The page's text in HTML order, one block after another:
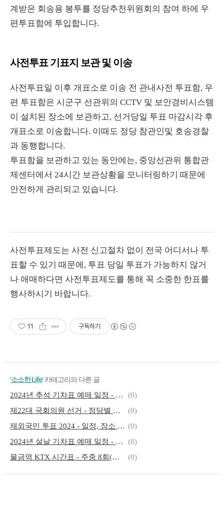
계받은 회송용 봉투를 정당추천위원회의 참여 하에 우
편투표함에 투입합니다.
사전투표 기표지 보관 및 이송
사전투표일 이후 개표소로 이송 전 관내사전 투표함, 우
편 투표함은 시군구 선관위의 CCTV 및 보안경비시스템
이 설치된 장소에 보관하고, 선거당일 투표 마감시각 후
개표소로 이송합니다. 이때도 정당 참관인및 호송경찰
과 동행합니다.
투표함을 보관하고 있는 동안에는, 중앙선관위 통합관
제센터에서 24시간 보관상황을 모니터링하기 때문에
안전하게 관리되고 있습니다.
사전투표제도는 사전 신고절차 없이 전국 어디서나 투
표할 수 있기 때문에, 투표 당일 투표가 가능하지 않거
나 애매하다면 사전투표제도를 통해 꼭 소중한 한표를
행사하시기 바랍니다.
11 구독하기
'소소한 Life' 카테고리의 다른 글
2024년 추석 기차표 예매 일정 - 코레일(KTX, 새마을, 무궁화호)
(0)
제22대 국회의원 선거 - 정당별 총선공약 - 사전투표 장소 쉽게 찾기
(0)
재외국민 투표 2024 - 일정, 장소 및 귀국투표 (0)
2024년 설날 기차표 예매 일정 - 코레일(KTX, 새마을, 무궁화호)
(0)
물금역 KTX 시간표 - 주중 8회(편도4회), 주말 12회(편도6회)
(0)